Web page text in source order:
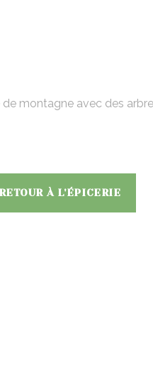
RETOUR À L'ÉPICERIE